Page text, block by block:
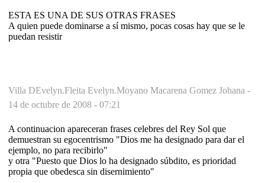
ESTA ES UNA DE SUS OTRAS FRASES
A quien puede dominarse a sí mismo, pocas cosas hay que se le
puedan resistir
Villa DEvelyn.Fleita Evelyn.Moyano Macarena Gomez Johana -
14 de octubre de 2008 - 07:21
A continuacion apareceran frases celebres del Rey Sol que
demuestran su egocentrismo "Dios me ha designado para dar el
ejemplo, no para recibirlo"
y otra "Puesto que Dios lo ha designado súbdito, es prioridad
propia que obedesca sin disernimiento"